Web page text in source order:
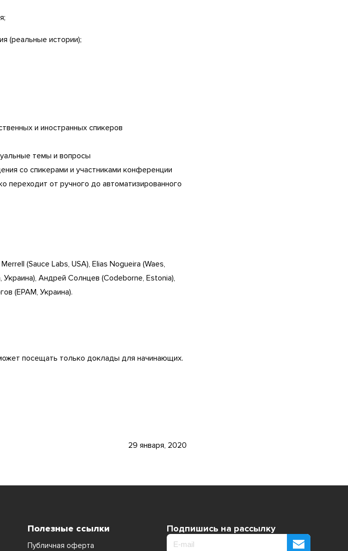
(реальные истории);
и иностранных спикеров
темы и вопросы
со спикерами и участниками конференции
переходит от ручного до автоматизированного
(Sauce Labs, USA), Elias Nogueira (Waes,
Андрей Солнцев (Codeborne, Estonia),
(EPAM, Украина).
посещать только доклады для начинающих.
29 января, 2020
Полезные ссылки
Публичная оферта
Подпишись на рассылку